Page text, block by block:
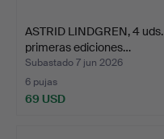
ASTRID LINDGREN, 4 uds.
primeras ediciones…
Subastado 7 jun 2026
6 pujas
69 USD